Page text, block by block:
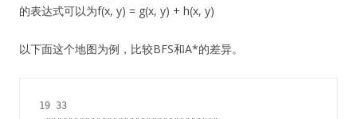
的表达式可以为f(x, y) = g(x, y) + h(x, y)
以下面这个地图为例，比较BFS和A*的差异。
19 33